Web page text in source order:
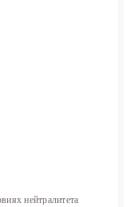
нейтралитета